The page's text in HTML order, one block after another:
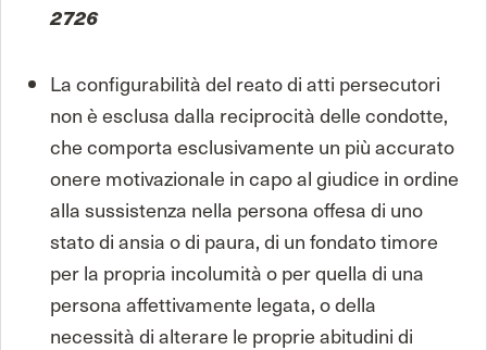
2726
La configurabilità del reato di atti persecutori
non è esclusa dalla reciprocità delle condotte,
che comporta esclusivamente un più accurato
onere motivazionale in capo al giudice in ordine
alla sussistenza nella persona offesa di uno
stato di ansia o di paura, di un fondato timore
per la propria incolumità o per quella di una
persona affettivamente legata, o della
necessità di alterare le proprie abitudini di